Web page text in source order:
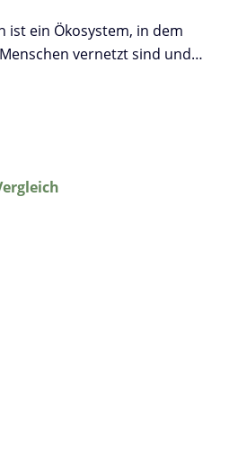
ist ein Ökosystem, in dem
vernetzt sind und…